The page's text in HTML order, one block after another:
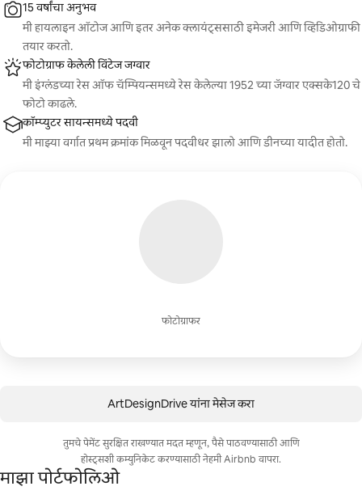
फोटोग्राफर
15 वर्षांचा अनुभव
मी हायलाइन ऑटोज आणि इतर अनेक क्लायंट्ससाठी इमेजरी आणि व्हिडिओग्राफी
तयार करतो.
फोटोग्राफ केलेली विंटेज जग्वार
मी इंग्लंडच्या रेस ऑफ चॅम्पियन्समध्ये रेस केलेल्या 1952 च्या जॅग्वार एक्सके120 चे
फोटो काढले.
कॉम्प्युटर सायन्समध्ये पदवी
मी माझ्या वर्गात प्रथम क्रमांक मिळवून पदवीधर झालो आणि डीनच्या यादीत होतो.
ArtDesignDrive यांना मेसेज करा
तुमचे पेमेंट सुरक्षित राखण्यात मदत म्हणून, पैसे पाठवण्यासाठी आणि
होस्ट्सशी कम्युनिकेट करण्यासाठी नेहमी Airbnb वापरा.
माझा पोर्टफोलिओ